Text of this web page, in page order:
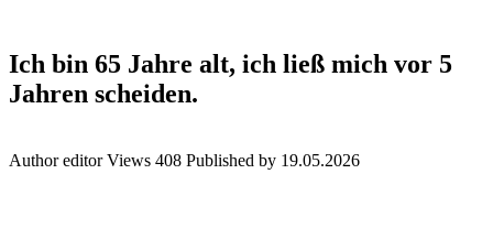
Ich bin 65 Jahre alt, ich ließ mich vor 5
Jahren scheiden.
Author editor Views 408 Published by 19.05.2026